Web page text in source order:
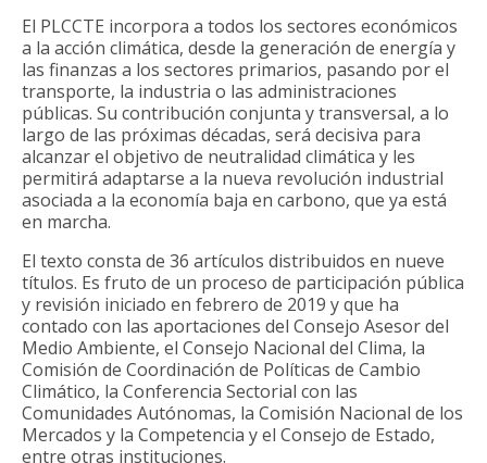
El PLCCTE incorpora a todos los sectores económicos
a la acción climática, desde la generación de energía y
las finanzas a los sectores primarios, pasando por el
transporte, la industria o las administraciones
públicas. Su contribución conjunta y transversal, a lo
largo de las próximas décadas, será decisiva para
alcanzar el objetivo de neutralidad climática y les
permitirá adaptarse a la nueva revolución industrial
asociada a la economía baja en carbono, que ya está
en marcha.
El texto consta de 36 artículos distribuidos en nueve
títulos. Es fruto de un proceso de participación pública
y revisión iniciado en febrero de 2019 y que ha
contado con las aportaciones del Consejo Asesor del
Medio Ambiente, el Consejo Nacional del Clima, la
Comisión de Coordinación de Políticas de Cambio
Climático, la Conferencia Sectorial con las
Comunidades Autónomas, la Comisión Nacional de los
Mercados y la Competencia y el Consejo de Estado,
entre otras instituciones.